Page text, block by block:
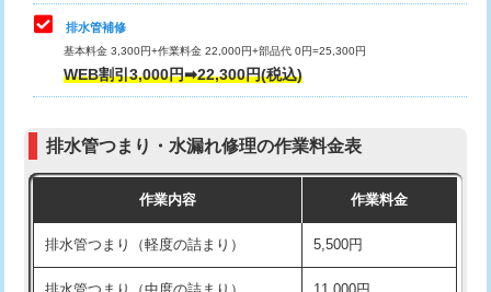
モルタル補修（厚さ10㎝まで）
モルタル補修（厚さ10㎝超え）
追加人工 16,500円
現場見積
※給水管工事は20mmまでの価格です。
式・ワンホール）)
交換・取付(排水栓・排水トラップ
交換・取付（その他部品） 11,000円+材料費
持込商品取付（単水栓） 13,200円
持込商品取付（混合水栓） 16,500円
持込商品取付（浄水器・分岐水栓） 16,500円
排水管補修
基本料金 3,300円+作業料金 22,000円+部品代 0円=25,300円
WEB割引3,000円➡22,300円(税込)
排水管つまり・水漏れ修理の作業料金表
作業内容 作業料金
排水管つまり（軽度の詰まり） 5,500円